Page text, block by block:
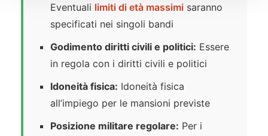
Eventuali limiti di età massimi saranno
specificati nei singoli bandi
Godimento diritti civili e politici: Essere
in regola con i diritti civili e politici
Idoneità fisica: Idoneità fisica
all’impiego per le mansioni previste
Posizione militare regolare: Per i